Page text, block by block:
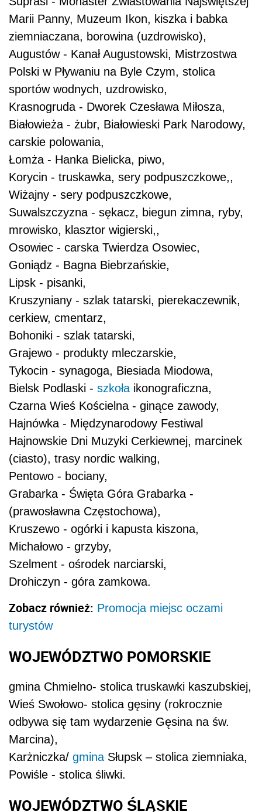
Marii Panny, Muzeum Ikon, kiszka i babka
ziemniaczana, borowina (uzdrowisko),
Augustów - Kanał Augustowski, Mistrzostwa
Polski w Pływaniu na Byle Czym, stolica
sportów wodnych, uzdrowisko,
Krasnogruda - Dworek Czesława Miłosza,
Białowieża - żubr, Białowieski Park Narodowy,
carskie polowania,
Łomża - Hanka Bielicka, piwo,
Korycin - truskawka, sery podpuszczkowe,,
Wiżajny - sery podpuszczkowe,
Suwalszczyzna - sękacz, biegun zimna, ryby,
mrowisko, klasztor wigierski,,
Osowiec - carska Twierdza Osowiec,
Goniądz - Bagna Biebrzańskie,
Lipsk - pisanki,
Kruszyniany - szlak tatarski, pierekaczewnik,
cerkiew, cmentarz,
Bohoniki - szlak tatarski,
Grajewo - produkty mleczarskie,
Tykocin - synagoga, Biesiada Miodowa,
Bielsk Podlaski - szkoła ikonograficzna,
Czarna Wieś Kościelna - ginące zawody,
Hajnówka - Międzynarodowy Festiwal
Hajnowskie Dni Muzyki Cerkiewnej, marcinek
(ciasto), trasy nordic walking,
Pentowo - bociany,
Grabarka - Święta Góra Grabarka -
(prawosławna Częstochowa),
Kruszewo - ogórki i kapusta kiszona,
Michałowo - grzyby,
Szelment - ośrodek narciarski,
Drohiczyn - góra zamkowa.
Zobacz również: Promocja miejsc oczami
turystów
WOJEWÓDZTWO POMORSKIE
gmina Chmielno- stolica truskawki kaszubskiej,
Wieś Swołowo- stolica gęsiny (rokrocznie
odbywa się tam wydarzenie Gęsina na św.
Marcina),
Karżniczka/ gmina Słupsk – stolica ziemniaka,
Powiśle - stolica śliwki.
WOJEWÓDZTWO ŚLĄSKIE